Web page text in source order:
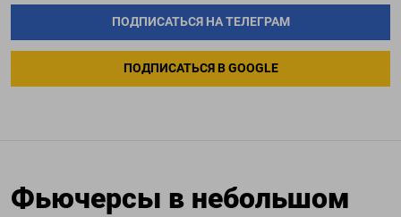
ПОДПИСАТЬСЯ НА ТЕЛЕГРАМ
ПОДПИСАТЬСЯ В GOOGLE
Фьючерсы в небольшом